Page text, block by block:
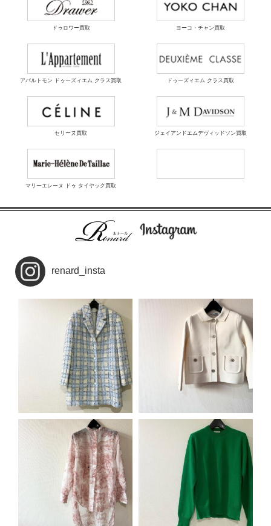
ドゥロワー買取 ヨーコ・チャン買取
アパルトモン ドゥーズィエム クラス買取 ドゥーズィエム クラス買取
セリーヌ買取 ジェイアンドエムデヴィッドソン買取
マリーエレーヌ ドゥ タイヤック買取
renard_insta